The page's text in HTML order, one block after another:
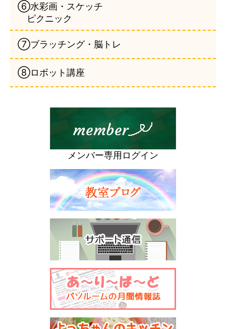
⑥水彩画・スケッチ
ピクニック
⑦ブラッチング・脳トレ
⑧ロボット講座
メンバー専用ログイン